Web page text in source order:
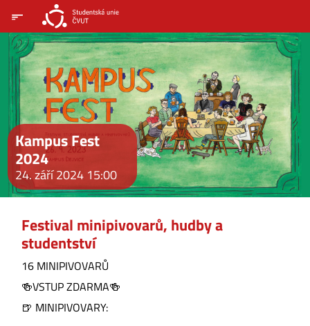
Kampus Fest
2024
24. září 2024 15:00
Festival minipivovarů, hudby a
studentství
16 MINIPIVOVARŮ
🍻VSTUP ZDARMA🍻
🍺 MINIPIVOVARY: